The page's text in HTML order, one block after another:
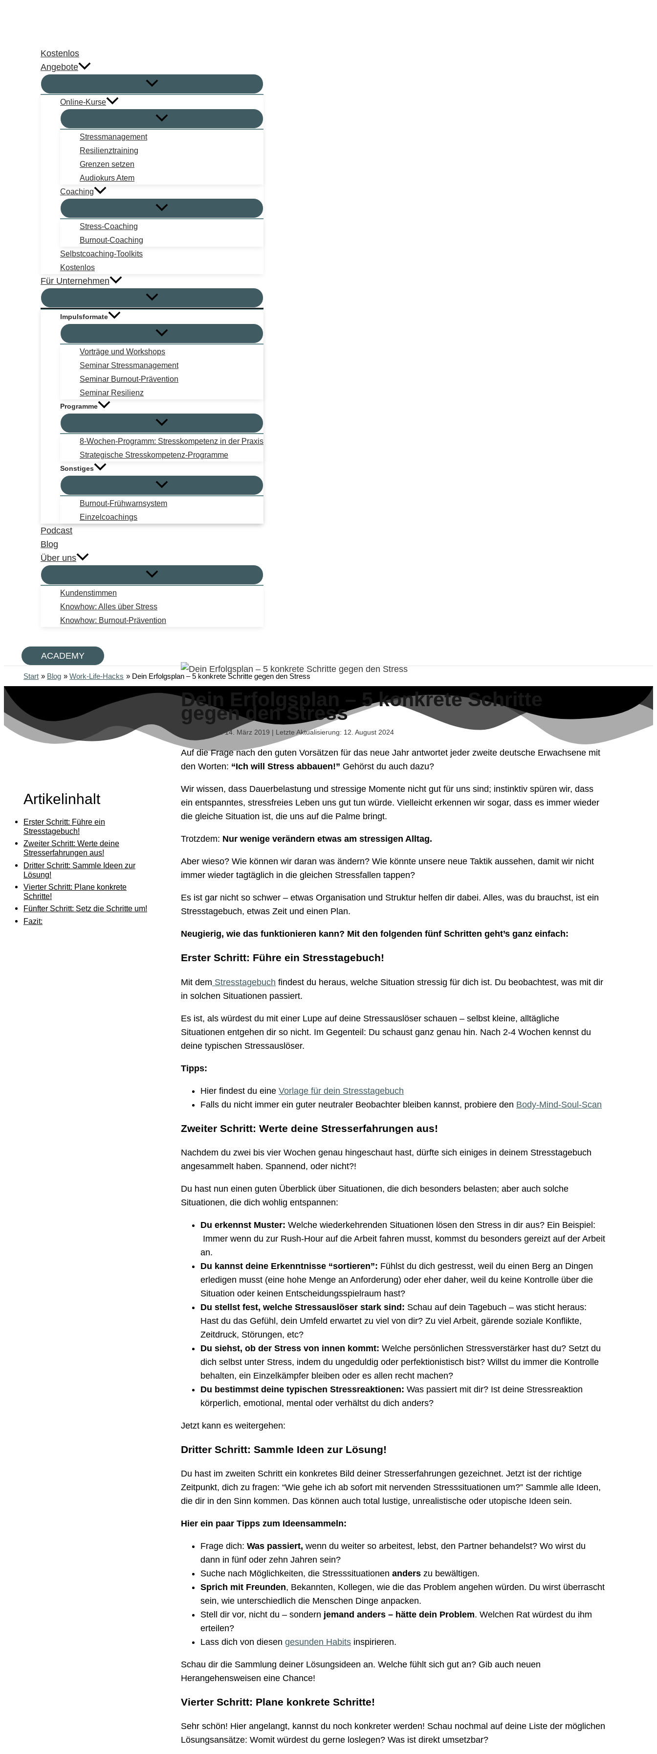
Kostenlos
Angebote
Online-Kurse
Stressmanagement
Resilienztraining
Grenzen setzen
Audiokurs Atem
Coaching
Stress-Coaching
Burnout-Coaching
Selbstcoaching-Toolkits
Kostenlos
Für Unternehmen
Impulsformate
Vorträge und Workshops
Seminar Stressmanagement
Seminar Burnout-Prävention
Seminar Resilienz
Programme
8-Wochen-Programm: Stresskompetenz in der Praxis
Strategische Stresskompetenz-Programme
Sonstiges
Burnout-Frühwarnsystem
Einzelcoachings
Podcast
Blog
Über uns
Kundenstimmen
Knowhow: Alles über Stress
Knowhow: Burnout-Prävention
ACADEMY
Start Blog Work-Life-Hacks Dein Erfolgsplan – 5 konkrete Schritte gegen den Stress
Artikelinhalt
Erster Schritt: Führe ein
Stresstagebuch!
Zweiter Schritt: Werte deine
Stresserfahrungen aus!
Dritter Schritt: Sammle Ideen zur
Lösung!
Vierter Schritt: Plane konkrete
Schritte!
Fünfter Schritt: Setz die Schritte um!
Fazit:
Dein Erfolgsplan – 5 konkrete Schritte
gegen den Stress
Veröffentlicht: 14. März 2019 | Letzte Aktualisierung: 12. August 2024
Auf die Frage nach den guten Vorsätzen für das neue Jahr antwortet jeder zweite deutsche Erwachsene mit
den Worten: “Ich will Stress abbauen!” Gehörst du auch dazu?
Wir wissen, dass Dauerbelastung und stressige Momente nicht gut für uns sind; instinktiv spüren wir, dass
ein entspanntes, stressfreies Leben uns gut tun würde. Vielleicht erkennen wir sogar, dass es immer wieder
die gleiche Situation ist, die uns auf die Palme bringt.
Trotzdem: Nur wenige verändern etwas am stressigen Alltag.
Aber wieso? Wie können wir daran was ändern? Wie könnte unsere neue Taktik aussehen, damit wir nicht
immer wieder tagtäglich in die gleichen Stressfallen tappen?
Es ist gar nicht so schwer – etwas Organisation und Struktur helfen dir dabei. Alles, was du brauchst, ist ein
Stresstagebuch, etwas Zeit und einen Plan.
Neugierig, wie das funktionieren kann? Mit den folgenden fünf Schritten geht’s ganz einfach:
Erster Schritt: Führe ein Stresstagebuch!
Mit dem Stresstagebuch findest du heraus, welche Situation stressig für dich ist. Du beobachtest, was mit dir
in solchen Situationen passiert.
Es ist, als würdest du mit einer Lupe auf deine Stressauslöser schauen – selbst kleine, alltägliche
Situationen entgehen dir so nicht. Im Gegenteil: Du schaust ganz genau hin. Nach 2-4 Wochen kennst du
deine typischen Stressauslöser.
Tipps:
Hier findest du eine Vorlage für dein Stresstagebuch
Falls du nicht immer ein guter neutraler Beobachter bleiben kannst, probiere den Body-Mind-Soul-Scan
Zweiter Schritt: Werte deine Stresserfahrungen aus!
Nachdem du zwei bis vier Wochen genau hingeschaut hast, dürfte sich einiges in deinem Stresstagebuch
angesammelt haben. Spannend, oder nicht?!
Du hast nun einen guten Überblick über Situationen, die dich besonders belasten; aber auch solche
Situationen, die dich wohlig entspannen:
Du erkennst Muster: Welche wiederkehrenden Situationen lösen den Stress in dir aus? Ein Beispiel:
Immer wenn du zur Rush-Hour auf die Arbeit fahren musst, kommst du besonders gereizt auf der Arbeit
an.
Du kannst deine Erkenntnisse “sortieren”: Fühlst du dich gestresst, weil du einen Berg an Dingen
erledigen musst (eine hohe Menge an Anforderung) oder eher daher, weil du keine Kontrolle über die
Situation oder keinen Entscheidungsspielraum hast?
Du stellst fest, welche Stressauslöser stark sind: Schau auf dein Tagebuch – was sticht heraus:
Hast du das Gefühl, dein Umfeld erwartet zu viel von dir? Zu viel Arbeit, gärende soziale Konflikte,
Zeitdruck, Störungen, etc?
Du siehst, ob der Stress von innen kommt: Welche persönlichen Stressverstärker hast du? Setzt du
dich selbst unter Stress, indem du ungeduldig oder perfektionistisch bist? Willst du immer die Kontrolle
behalten, ein Einzelkämpfer bleiben oder es allen recht machen?
Du bestimmst deine typischen Stressreaktionen: Was passiert mit dir? Ist deine Stressreaktion
körperlich, emotional, mental oder verhältst du dich anders?
Jetzt kann es weitergehen:
Dritter Schritt: Sammle Ideen zur Lösung!
Du hast im zweiten Schritt ein konkretes Bild deiner Stresserfahrungen gezeichnet. Jetzt ist der richtige
Zeitpunkt, dich zu fragen: “Wie gehe ich ab sofort mit nervenden Stresssituationen um?” Sammle alle Ideen,
die dir in den Sinn kommen. Das können auch total lustige, unrealistische oder utopische Ideen sein.
Hier ein paar Tipps zum Ideensammeln:
Frage dich: Was passiert, wenn du weiter so arbeitest, lebst, den Partner behandelst? Wo wirst du
dann in fünf oder zehn Jahren sein?
Suche nach Möglichkeiten, die Stresssituationen anders zu bewältigen.
Sprich mit Freunden, Bekannten, Kollegen, wie die das Problem angehen würden. Du wirst überrascht
sein, wie unterschiedlich die Menschen Dinge anpacken.
Stell dir vor, nicht du – sondern jemand anders – hätte dein Problem. Welchen Rat würdest du ihm
erteilen?
Lass dich von diesen gesunden Habits inspirieren.
Schau dir die Sammlung deiner Lösungsideen an. Welche fühlt sich gut an? Gib auch neuen
Herangehensweisen eine Chance!
Vierter Schritt: Plane konkrete Schritte!
Sehr schön! Hier angelangt, kannst du noch konkreter werden! Schau nochmal auf deine Liste der möglichen
Lösungsansätze: Womit würdest du gerne loslegen? Was ist direkt umsetzbar?